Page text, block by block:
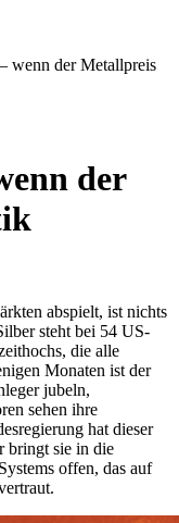
wenn der Metallpreis
der
abspielt, ist nichts
steht bei 54 US-
die alle
Monaten ist der
jubeln,
sehen ihre
hat dieser
bringt sie in die
offen, das auf